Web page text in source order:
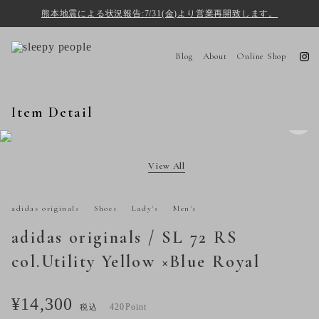
熊本地震による状況報告:7/31(金)より営業再開致します。
Blog About Online Shop
Item Detail
adidas originals Shoes Lady's Men's
adidas originals / SL 72 RS
col.Utility Yellow ×Blue Royal
¥14,300 税込 420Point
View All